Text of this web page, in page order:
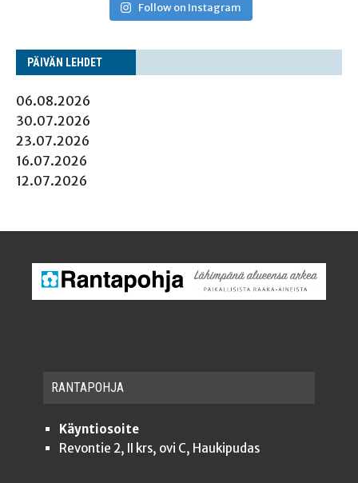
Follow on Instagram
PÄI­VÄN LEHDET
06.08.2026
30.07.2026
23.07.2026
16.07.2026
12.07.2026
RAN­TA­POH­JA
Käyntiosoite
Revontie 2, II krs, ovi C, Haukipudas